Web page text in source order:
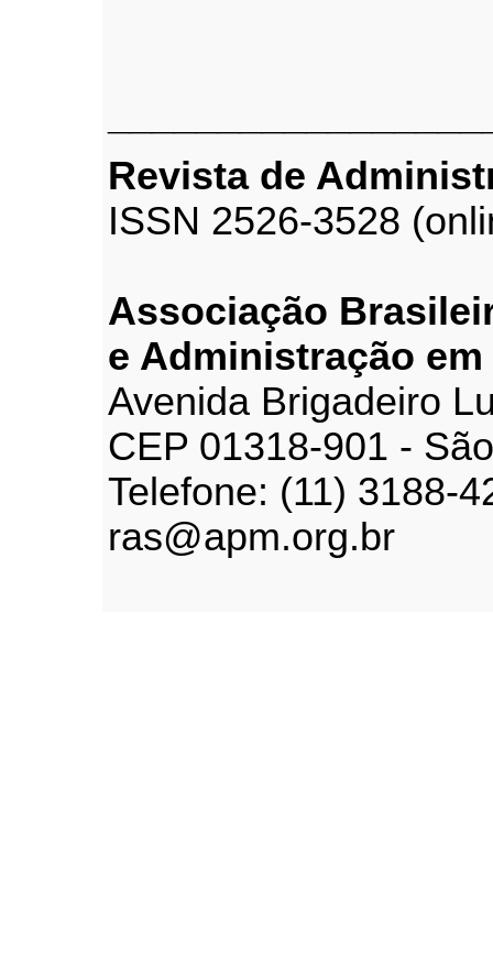
Revista de
ISSN 2526-3528
Associação
e Administração em
Avenida Brigadeiro
CEP 01318-901 -
Telefone: (11) 3188-
ras@apm.org.br